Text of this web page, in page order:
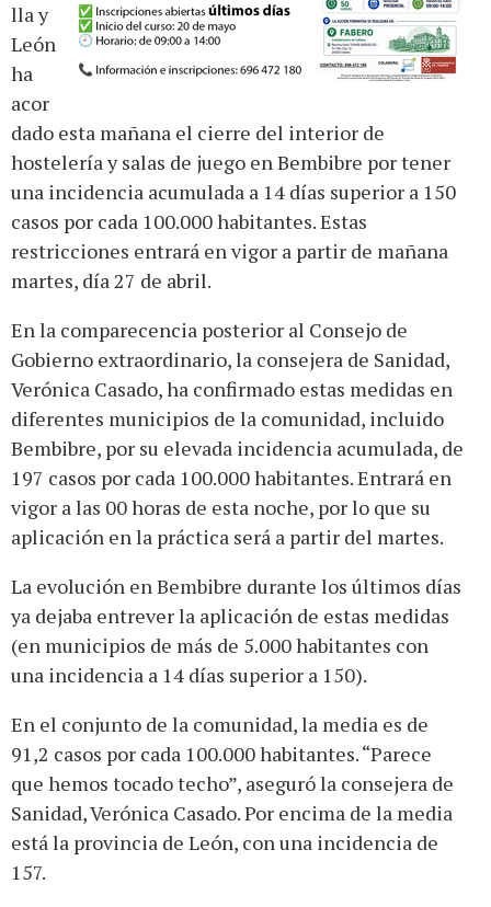
lla y
León
ha
acor
dado esta mañana el cierre del interior de
hostelería y salas de juego en Bembibre por tener
una incidencia acumulada a 14 días superior a 150
casos por cada 100.000 habitantes. Estas
restricciones entrará en vigor a partir de mañana
martes, día 27 de abril.
En la comparecencia posterior al Consejo de
Gobierno extraordinario, la consejera de Sanidad,
Verónica Casado, ha confirmado estas medidas en
diferentes municipios de la comunidad, incluido
Bembibre, por su elevada incidencia acumulada, de
197 casos por cada 100.000 habitantes. Entrará en
vigor a las 00 horas de esta noche, por lo que su
aplicación en la práctica será a partir del martes.
La evolución en Bembibre durante los últimos días
ya dejaba entrever la aplicación de estas medidas
(en municipios de más de 5.000 habitantes con
una incidencia a 14 días superior a 150).
En el conjunto de la comunidad, la media es de
91,2 casos por cada 100.000 habitantes. “Parece
que hemos tocado techo”, aseguró la consejera de
Sanidad, Verónica Casado. Por encima de la media
está la provincia de León, con una incidencia de
157.